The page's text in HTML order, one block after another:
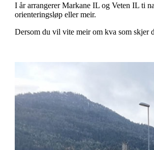
I år arrangerer Markane IL og Veten IL ti
orienteringsløp eller meir.
Dersom du vil vite meir om kva som skjer